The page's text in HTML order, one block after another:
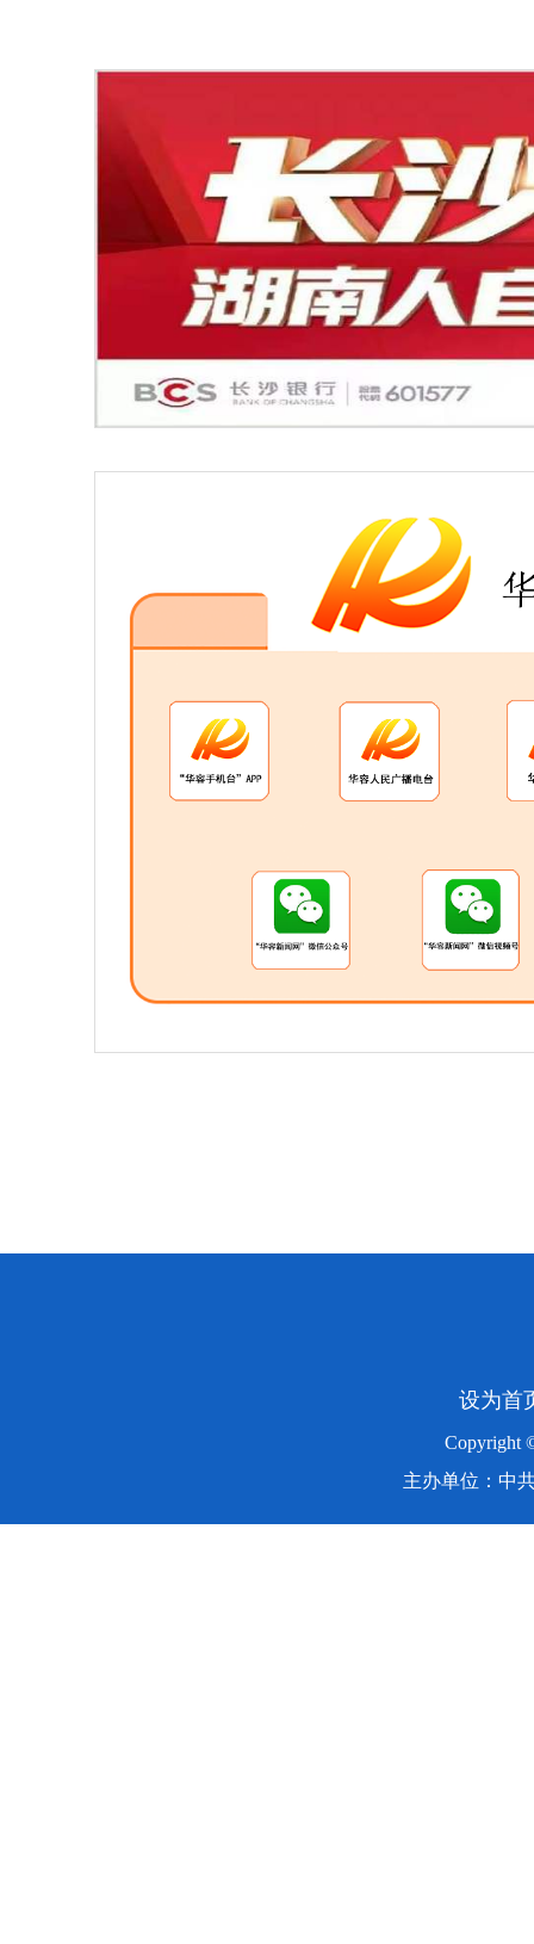
设为首
Copyright
主办单位：中